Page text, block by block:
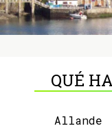
QUÉ
Allande